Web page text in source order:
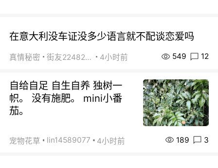
在意大利没车证没多少语言就不配谈恋爱吗
真情秘密 街友22482465 4小时前 549 12
自给自足 自生自养 独树一
帜。 没有施肥。 mini小番
茄。
宠物花草 lin14589077 4小时前 189 3